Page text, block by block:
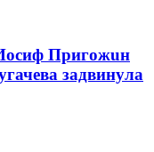
Пpигожuн
задвинула